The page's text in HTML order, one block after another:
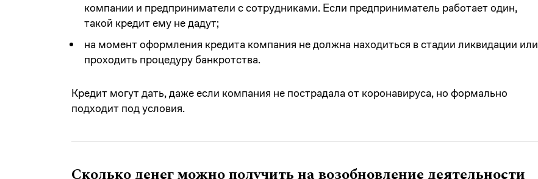
компании и предприниматели с сотрудниками. Если предприниматель работает один,
такой кредит ему не дадут;
на момент оформления кредита компания не должна находиться в стадии ликвидации или
проходить процедуру банкротства.
Кредит могут дать, даже если компания не пострадала от коронавируса, но формально
подходит под условия.